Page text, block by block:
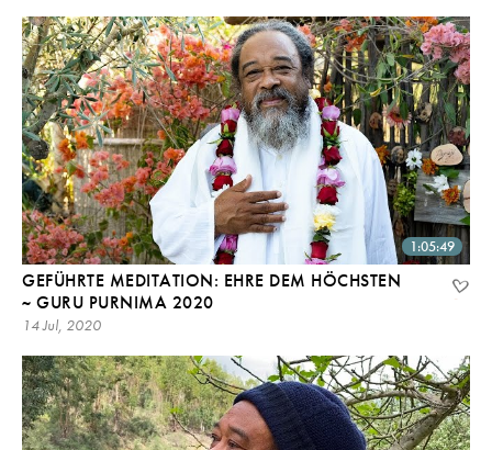
1:05:49
GEFÜHRTE MEDITATION: EHRE DEM HÖCHSTEN
~ GURU PURNIMA 2020
14 Jul, 2020